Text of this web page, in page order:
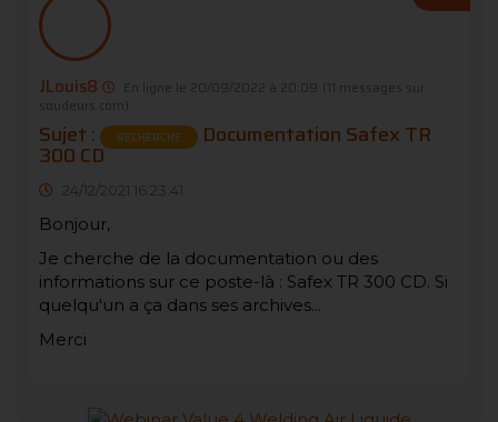
JLouis8 En ligne le 20/09/2022 à 20:09
(11 messages sur
soudeurs.com)
Sujet : RECHERCHE Documentation Safex TR
300 CD
24/12/2021 16:23:41
Bonjour,
Je cherche de la documentation ou des
informations sur ce poste-là : Safex TR 300 CD. Si
quelqu'un a ça dans ses archives...
Merci